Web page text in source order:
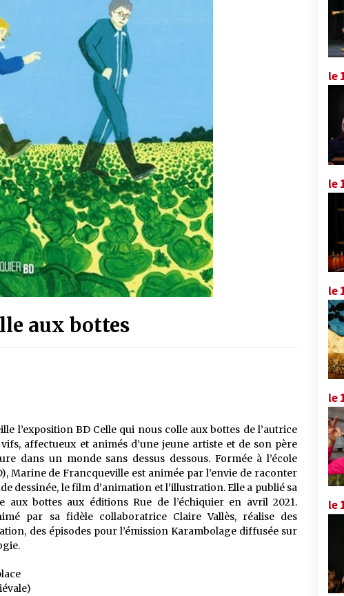
aux bottes
l’exposition BD Celle qui nous colle aux bottes de l’autrice
affectueux et animés d’une jeune artiste et de son père
dans un monde sans dessus dessous. Formée à l’école
Marine de Francqueville est animée par l’envie de raconter
dessinée, le film d’animation et l’illustration. Elle a publié sa
aux bottes aux éditions Rue de l’échiquier en avril 2021.
par sa fidèle collaboratrice Claire Vallès, réalise des
des épisodes pour l’émission Karambolage diffusée sur
le
le
le
le
le